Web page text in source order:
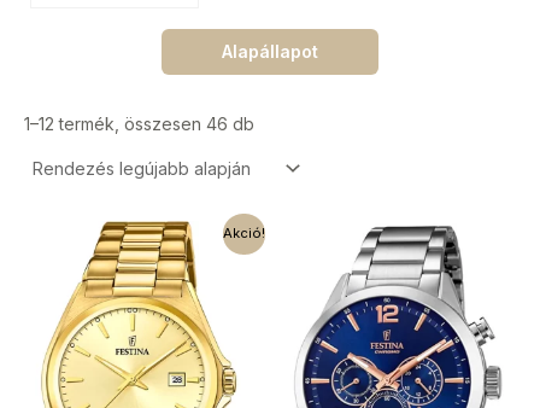
Alapállapot
1–12 termék, összesen 46 db
Akció!